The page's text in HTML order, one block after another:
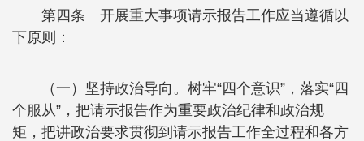
第四条 开展重大事项请示报告工作应当遵循以
下原则：
（一）坚持政治导向。树牢“四个意识”，落实“四
个服从”，把请示报告作为重要政治纪律和政治规
矩，把讲政治要求贯彻到请示报告工作全过程和各方